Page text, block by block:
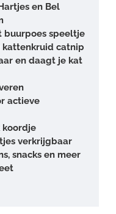
en Bel
buurpoes speeltje
kattenkruid catnip
en daagt je kat
actieve
koordje
verkrijgbaar
snacks en meer